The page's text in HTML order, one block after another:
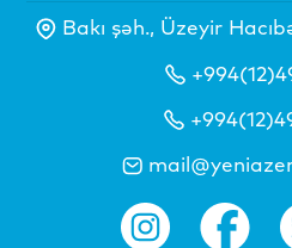
Bakı şəh., Üzeyir